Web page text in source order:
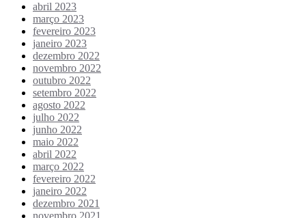
abril 2023
março 2023
fevereiro 2023
janeiro 2023
dezembro 2022
novembro 2022
outubro 2022
setembro 2022
agosto 2022
julho 2022
junho 2022
maio 2022
abril 2022
março 2022
fevereiro 2022
janeiro 2022
dezembro 2021
novembro 2021